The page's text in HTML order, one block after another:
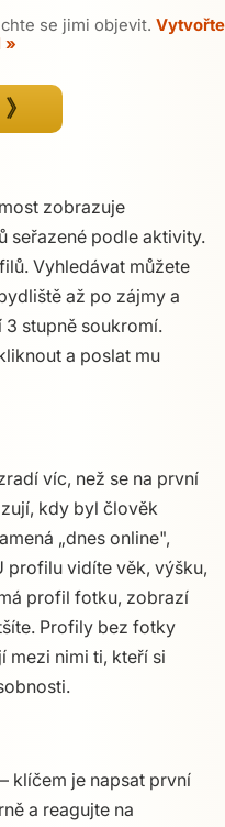
se jimi objevit. Vytvořte
»
zobrazuje
seřazené podle aktivity.
Vyhledávat můžete
až po zájmy a
stupně soukromí.
a poslat mu
víc, než se na první
kdy byl člověk
„dnes online",
profilu vidíte věk, výšku,
profil fotku, zobrazí
Profily bez fotky
nimi ti, kteří si
klíčem je napsat první
a reagujte na